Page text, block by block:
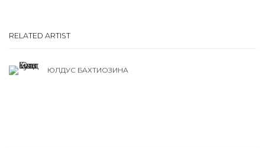
RELATED ARTIST
ЮЛДУС БАХТИОЗИНА